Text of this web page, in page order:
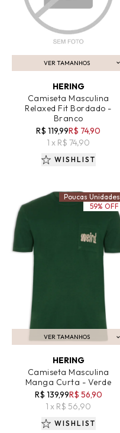
VER TAMANHOS
ADICIONAR AO CARRINHO
HERING
Camiseta Masculina
Relaxed Fit Bordado -
Branco
R$ 119,99R$ 74,90
1 x R$ 74,90
WISHLIST
VER TAMANHOS
ADICIONAR AO CARRINHO
HERING
Camiseta Masculina
Manga Curta - Verde
R$ 139,99R$ 56,90
1 x R$ 56,90
Poucas Unidades
59% OFF
WISHLIST